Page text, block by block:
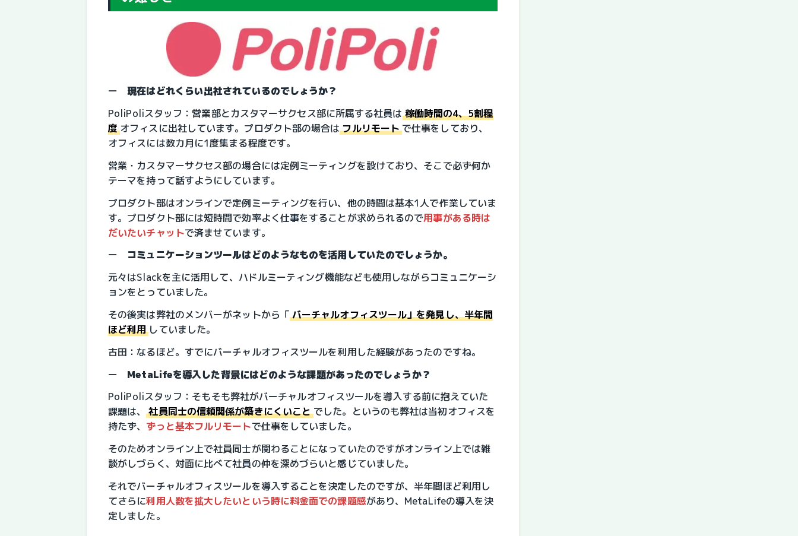
ー 現在はどれくらい出社されているのでしょうか？
PoliPoliスタッフ：営業部とカスタマーサクセス部に所属する社員は 稼働時間の4、5割程
度 オフィスに出社しています。プロダクト部の場合はフルリモート で仕事をしており、
オフィスには数カ月に1度集まる程度です。
営業・カスタマーサクセス部の場合には定例ミーティングを設けており、そこで必ず何か
テーマを持って話すようにしています。
プロダクト部はオンラインで定例ミーティングを行い、他の時間は基本1人で作業していま
す。プロダクト部には短時間で効率よく仕事をすることが求められるので用事がある時は
だいたいチャットで済ませています。
ー コミュニケーションツールはどのようなものを活用していたのでしょうか。
元々はSlackを主に活用して、ハドルミーティング機能なども使用しながらコミュニケーシ
ョンをとっていました。
その後実は弊社のメンバーがネットから「 バーチャルオフィスツール」を発見し、半年間
ほど利用 していました。
古田：なるほど。すでにバーチャルオフィスツールを利用した経験があったのですね。
ー MetaLifeを導入した背景にはどのような課題があったのでしょうか？
PoliPoliスタッフ：そもそも弊社がバーチャルオフィスツールを導入する前に抱えていた
課題は、社員同士の信頼関係が築きにくいこと でした。というのも弊社は当初オフィスを
持たず、 ずっと基本フルリモートで仕事をしていました。
そのためオンライン上で社員同士が関わることになっていたのですがオンライン上では雑
談がしづらく、対面に比べて社員の仲を深めづらいと感じていました。
それでバーチャルオフィスツールを導入することを決定したのですが、半年間ほど利用し
てさらに利用人数を拡大したいという時に料金面での課題感があり、MetaLifeの導入を決
定しました。